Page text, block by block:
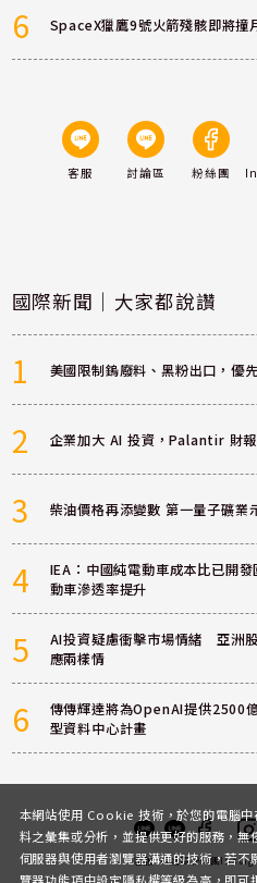
6 SpaceX獵鷹9號火箭殘骸即將
客服 討論區 粉絲團
國際新聞｜大家都說讚
1 美國限制鎢廢料、黑粉出口，優
2 企業加大 AI 投資，Palantir 財
3 柴油價格再添變數 第一量子礦業
4
IEA：中國純電動車成本比已開
動車滲透率提升
5
AI投資疑慮衝擊市場情緒 亞洲
應兩樣情
6
傳傳輝達將為OpenAI提供2500
型資料中心計畫
客服 討論區粉絲團
本網站使用 Cookie 技術，於您的電腦
料之彙集或分析，並提供更好的服務，
伺服器與使用者瀏覽器溝通的技術，若